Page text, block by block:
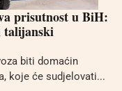
prisutnost u BiH:
talijanski
biti domaćin
koje će sudjelovati...